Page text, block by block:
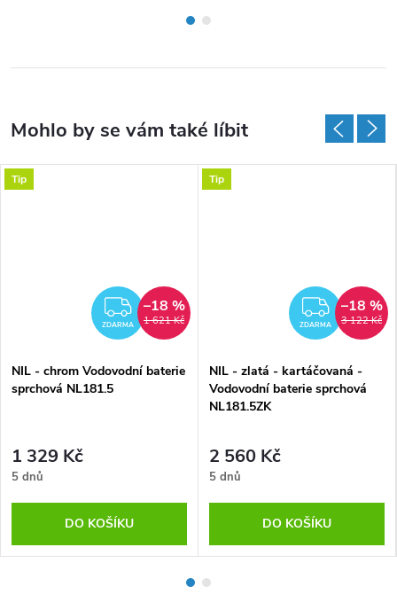
Tip
ZDARMA
ZDARMA 1 621 Kč
–18 %
NIL - chrom Vodovodní baterie
sprchová NL181.5
1 329 Kč
5 dnů
DO KOŠÍKU
Tip
ZDARMA 3 122 Kč
–18 %
NIL - zlatá - kartáčovaná -
Vodovodní baterie sprchová
NL181.5ZK
2 560 Kč
5 dnů
DO KOŠÍKU